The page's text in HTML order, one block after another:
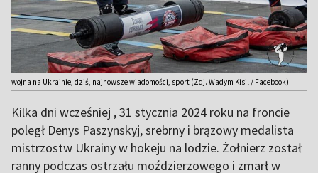
wojna na Ukrainie, dziś, najnowsze wiadomości, sport (Zdj. Wadym Kisil / Facebook)
Kilka dni wcześniej , 31 stycznia 2024 roku na froncie
poległ Denys Paszynskyj, srebrny i brązowy medalista
mistrzostw Ukrainy w hokeju na lodzie. Żołnierz został
ranny podczas ostrzału moździerzowego i zmarł w